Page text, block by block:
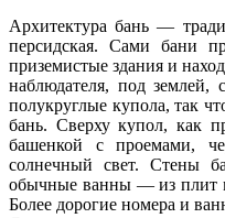
Архитектура бань —
персидская. Сами бани
приземистые здания и
наблюдателя, под землей,
полукруглые купола, так
бань. Сверху купол, как
башенкой с проемами,
солнечный свет. Стены
обычные ванны — из плит
Более дорогие номера и